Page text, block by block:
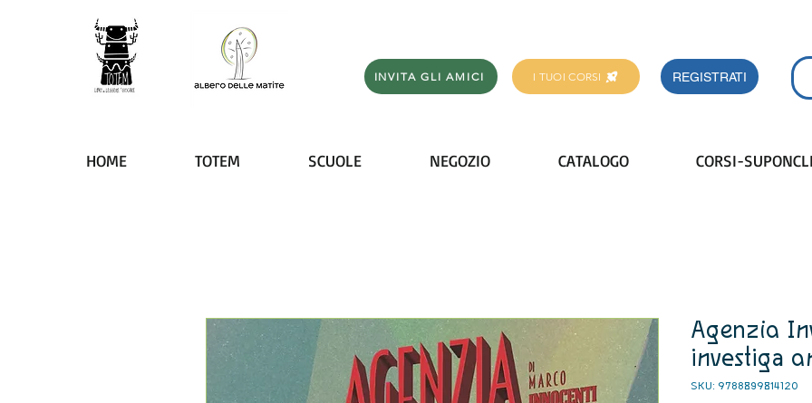
INVITA GLI AMICI I TUOI CORSI REGISTRATI
HOME TOTEM SCUOLE NEGOZIO CATALOGO CORSI-
Agenzia
investiga
SKU: 9788899814120